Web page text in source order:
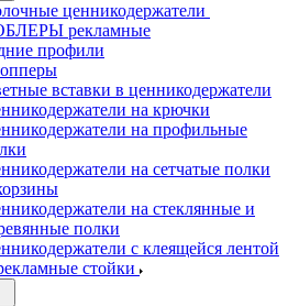
ценникодержатели
рекламные
профили
вставки в ценникодержатели
на крючки
на профильные
на сетчатые полки
на стеклянные и
полки
с клеящейся лентой
стойки